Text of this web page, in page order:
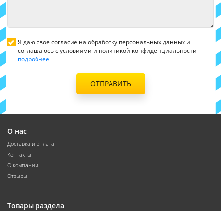
Я даю свое согласие на обработку персональных данных и
соглашаюсь с условиями и политикой конфиденциальности —
подробнее
ОТПРАВИТЬ
О нас
Доставка и оплата
Контакты
О компании
Отзывы
Товары раздела